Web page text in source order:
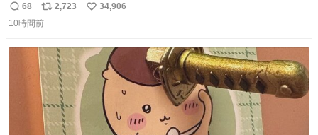
返
信
68
リ
ポ
ト
数
2,723
い
数
34,906
10時間前